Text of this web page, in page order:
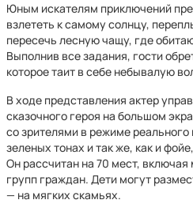
Юным искателям приключений
взлететь к самому солнцу,
пересечь лесную чащу, где
Выполнив все задания, гости
которое таит в себе небывалую
В ходе представления актер
сказочного героя на большом
со зрителями в режиме
зеленых тонах и так же, как и
Он рассчитан на 70 мест,
групп граждан. Дети могут
— на мягких скамьях.